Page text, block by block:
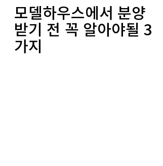
모델하우스에서 분양
받기 전 꼭 알아야될 3
가지